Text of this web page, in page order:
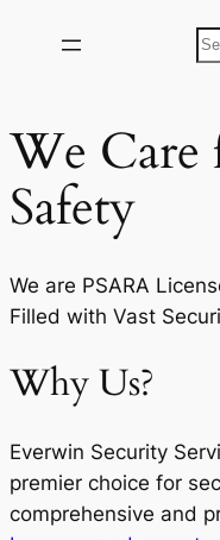
We
Safety
We are PSARA
Filled with Vast
Why Us?
Everwin Security
premier choice for
comprehensive and